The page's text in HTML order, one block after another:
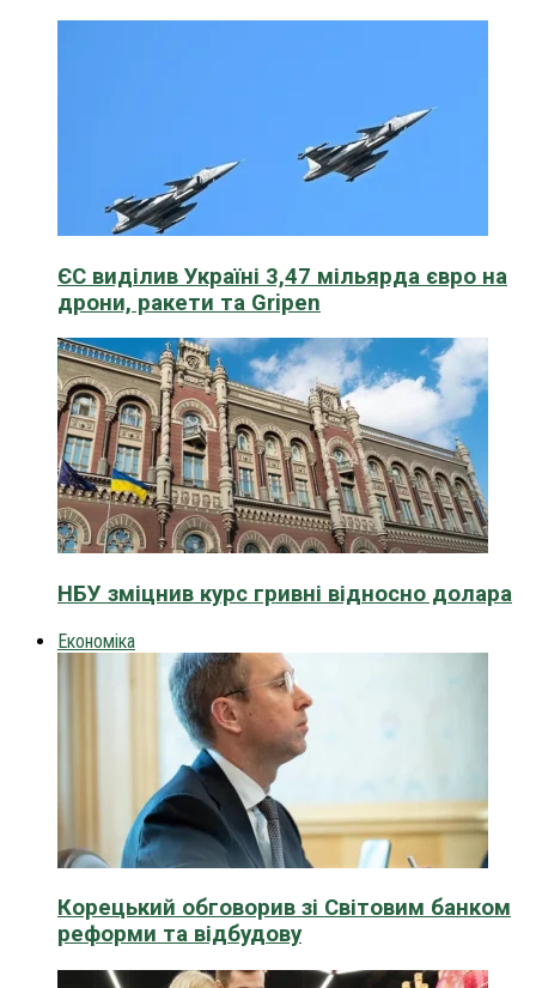
ЄС виділив Україні 3,47 мільярда євро на
дрони, ракети та Gripen
НБУ зміцнив курс гривні відносно долара
Економіка
Корецький обговорив зі Світовим банком
реформи та відбудову